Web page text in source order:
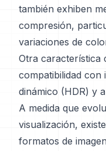
también exhiben
compresión,
variaciones de
Otra característica
compatibilidad con
dinámico (HDR) y
A medida que
visualización,
formatos de